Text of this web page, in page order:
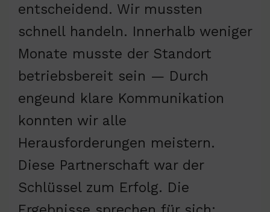
entscheidend. Wir mussten
schnell handeln. Innerhalb weniger
Monate musste der Standort
betriebsbereit sein — Durch
engeund klare Kommunikation
konnten wir alle
Herausforderungen meistern.
Diese Partnerschaft war der
Schlüssel zum Erfolg. Die